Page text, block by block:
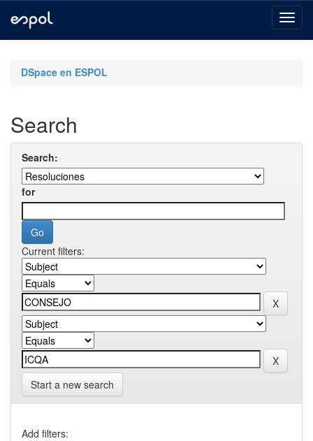
navigationDSpace en ESPOL
Search
Search:
for
Current filters:
Start a new search
Add filters: